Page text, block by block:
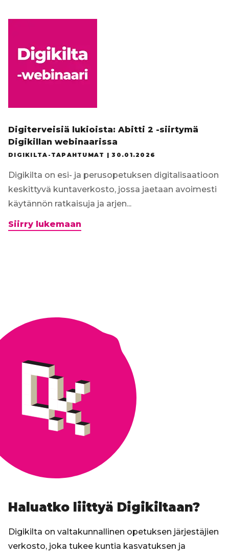
Digiterveisiä lukioista: Abitti 2 -siirtymä
Digikillan webinaarissa
DIGIKILTA-TAPAHTUMAT |30.01.2026
Digikilta on esi- ja perusopetuksen digitalisaatioon
keskittyvä kuntaverkosto, jossa jaetaan avoimesti
käytännön ratkaisuja ja arjen...
Siirry lukemaan
Haluatko liittyä Digikiltaan?
Digikilta on valtakunnallinen opetuksen järjestäjien
verkosto, joka tukee kuntia kasvatuksen ja